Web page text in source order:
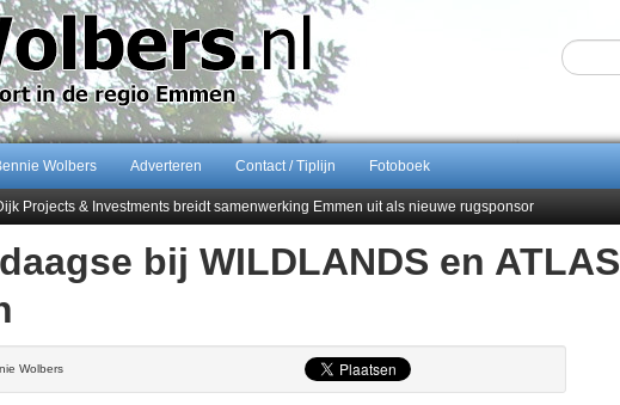
Wolbers Adverteren Contact / Tiplijn Fotoboek
Projects & Investments breidt samenwerking Emmen uit als nieuwe rugsponsor
voor eeuwling Mieke Sijbom-Maatje
op Open Dag overtuigend van Almere City
bezorgt FC Emmen droomstart
bij WILDLANDS en ATLAS
Wolbers